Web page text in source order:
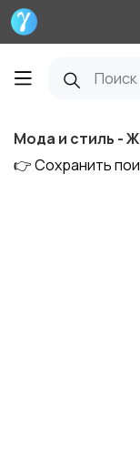
Мода и стиль -
👉 Сохранить